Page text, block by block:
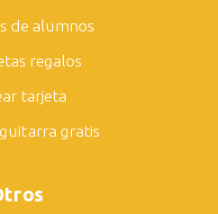
de alumnos
regalos
tarjeta
gratis